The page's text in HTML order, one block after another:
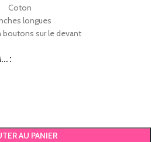
Coton
longues
boutons sur le devant
AU PANIER